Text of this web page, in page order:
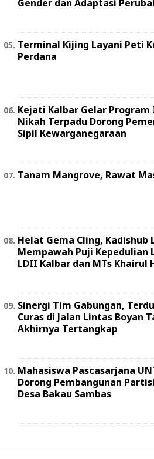
Gender dan Adaptasi
Terminal Kijing Layani Peti
Perdana
Kejati Kalbar Gelar Program
Nikah Terpadu Dorong
Sipil Kewarganegaraan
Tanam Mangrove, Rawat
Helat Gema Cling, Kadishub
Mempawah Puji Kepedulian
LDII Kalbar dan MTs Khairul
Sinergi Tim Gabungan,
Curas di Jalan Lintas Boyan
Akhirnya Tertangkap
Mahasiswa Pascasarjana
Dorong Pembangunan
Desa Bakau Sambas